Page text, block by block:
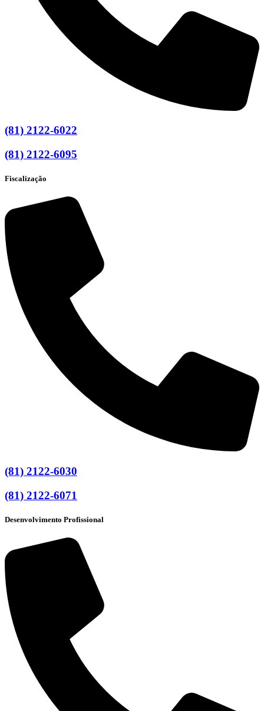
(81) 2122-6022
(81) 2122-6095
Fiscalização
(81) 2122-6030
(81) 2122-6071
Desenvolvimento Profissional